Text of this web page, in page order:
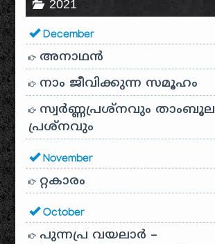
2021
December
അനാഥന്‍
നാം ജീവിക്കുന്ന സമൂഹം
സ്വര്‍ണ്ണപ്രശ്‌നവും താംബൂല
പ്രശ്‌നവും
November
റ്റകാരം
October
പുന്നപ്ര വയലാർ –